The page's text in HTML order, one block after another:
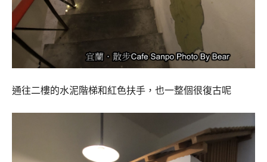
通往二樓的水泥階梯和紅色扶手，也一整個很復古呢